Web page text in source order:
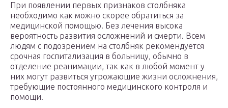
При появлении первых признаков столбняка
необходимо как можно скорее обратиться за
медицинской помощью. Без лечения высока
вероятность развития осложнений и смерти. Всем
людям с подозрением на столбняк рекомендуется
срочная госпитализация в больницу, обычно в
отделение реанимации, так как в любой момент у
них могут развиться угрожающие жизни осложнения,
требующие постоянного медицинского контроля и
помощи.